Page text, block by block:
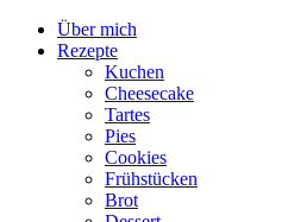
Über mich
Rezepte
Kuchen
Cheesecake
Tartes
Pies
Cookies
Frühstücken
Brot